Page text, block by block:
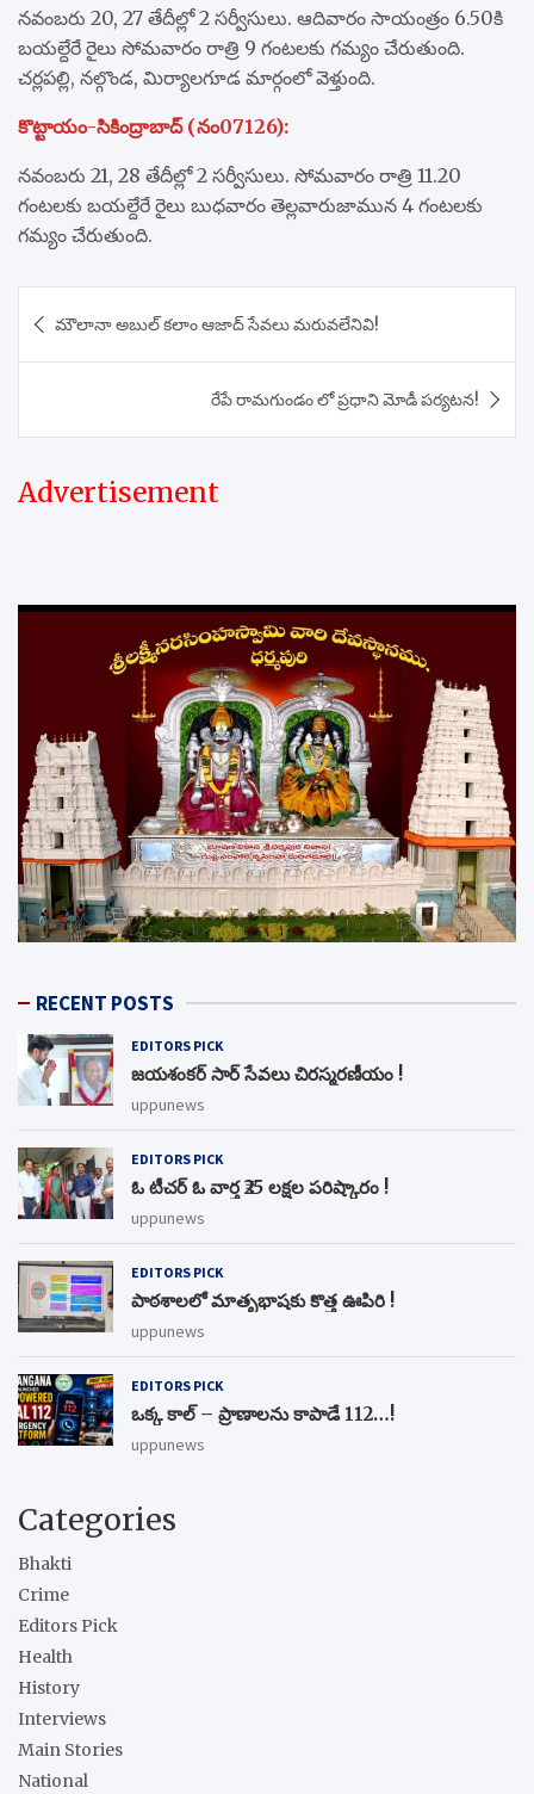
నవంబరు 20, 27 తేదీల్లో 2 సర్వీసులు. ఆదివారం సాయంత్రం 6.50కి
బయల్దేరే రైలు సోమవారం రాత్రి 9 గంటలకు గమ్యం చేరుతుంది.
చర్లపల్లి, నల్గొండ, మిర్యాలగూడ మార్గంలో వెళ్తుంది.
కొట్టాయం-సికింద్రాబాద్‌ (నం07126):
నవంబరు 21, 28 తేదీల్లో 2 సర్వీసులు. సోమవారం రాత్రి 11.20
గంటలకు బయల్దేరే రైలు బుధవారం తెల్లవారుజామున 4 గంటలకు
గమ్యం చేరుతుంది.
navigation
మౌలానా అబుల్ కలాం ఆజాద్ సేవలు మరువలేనివి!
రేపే రామగుండం లో ప్రధాని మోడీ పర్యటన!
Advertisement
RECENT POSTS
EDITORS PICK
జయశంకర్ సార్ సేవలు చిరస్మరణీయం !
uppunews
EDITORS PICK
ఓ టీచర్ ఓ వార్త ₹25 లక్షల పరిష్కారం !
uppunews
EDITORS PICK
పాఠశాలలో మాతృభాషకు కొత్త ఊపిరి !
uppunews
EDITORS PICK
ఒక్క కాల్ – ప్రాణాలను కాపాడే 112…!
uppunews
Categories
Bhakti
Crime
Editors Pick
Health
History
Interviews
Main Stories
National